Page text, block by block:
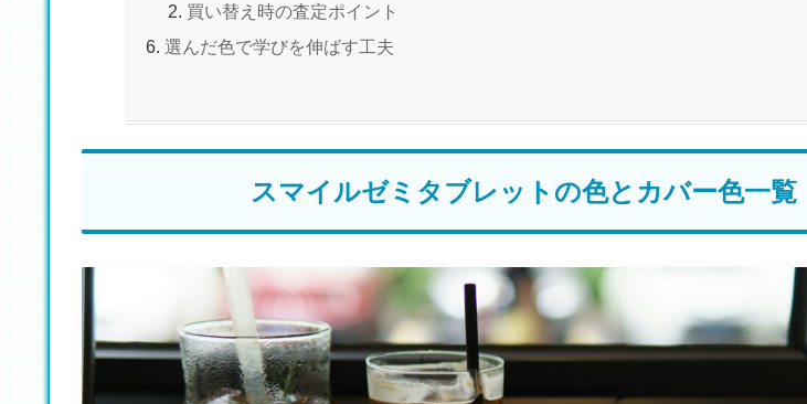
買い替え時の査定ポイント
選んだ色で学びを伸ばす工夫
スマイルゼミタブレットの色とカバー色一覧